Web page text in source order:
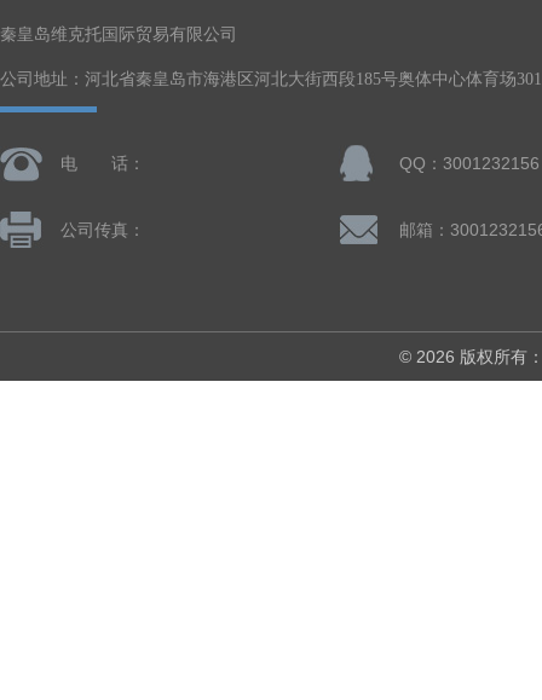
秦皇岛维克托国际贸易有限公司
公司地址：河北省秦皇岛市海港区河北大街西段185号奥体中心体育场
电 话： QQ：3001232156
公司传真： 邮箱：
© 2026 版权所有